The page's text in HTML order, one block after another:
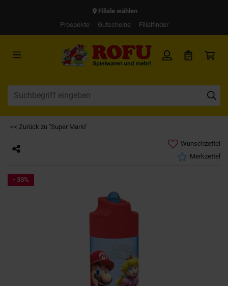
Filiale wählen
Prospekte
Gutscheine Filialfinder
<< Zurück zu "Super Mario"
Wunschzettel
Merkzettel
- 33%